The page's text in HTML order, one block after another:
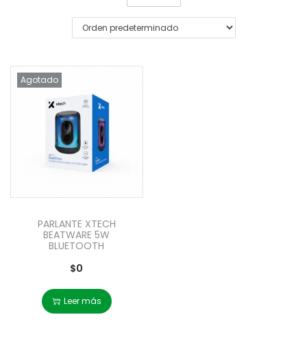
Agotado
PARLANTE XTECH
BEATWARE 5W
BLUETOOTH
$0
Leer más